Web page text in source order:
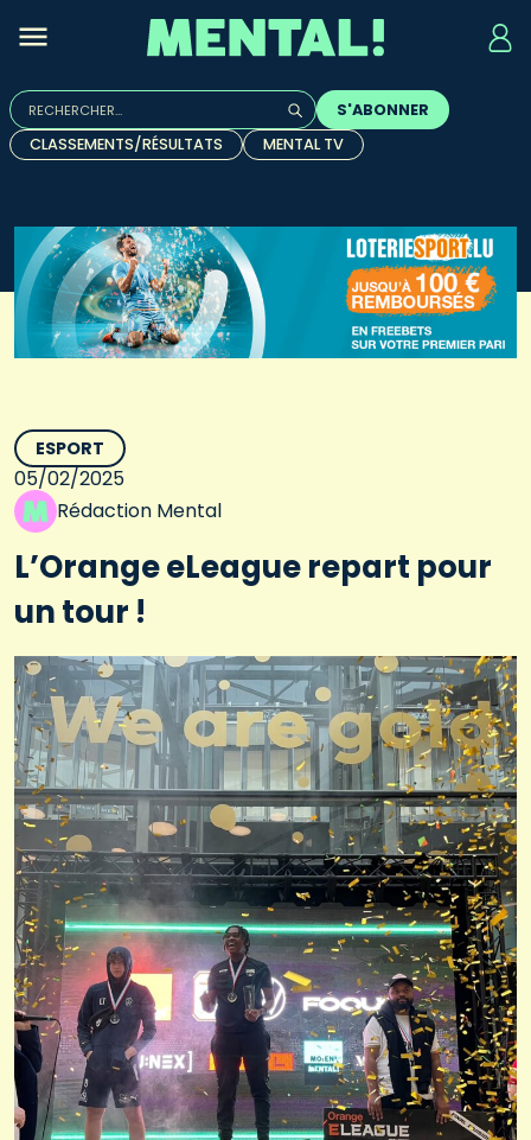
Rechercher :
Quand les résultats de l'auto-complétion sont
S'ABONNER
CLASSEMENTS/RÉSULTATS
MENTAL TV
ESPORT
05/02/2025
Rédaction Mental
L’Orange eLeague repart pour
un tour !